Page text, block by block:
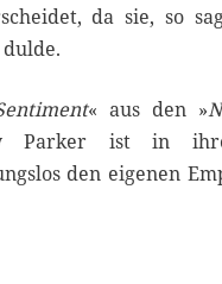
da sie, so
« aus den »
Parker ist in
den eigenen